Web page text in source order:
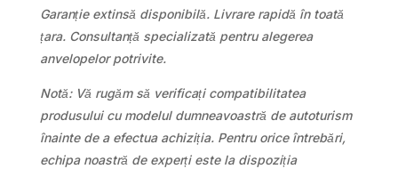
Garanție extinsă disponibilă. Livrare rapidă în toată
țara. Consultanță specializată pentru alegerea
anvelopelor potrivite.
Notă: Vă rugăm să verificați compatibilitatea
produsului cu modelul dumneavoastră de autoturism
înainte de a efectua achiziția. Pentru orice întrebări,
echipa noastră de experți este la dispoziția